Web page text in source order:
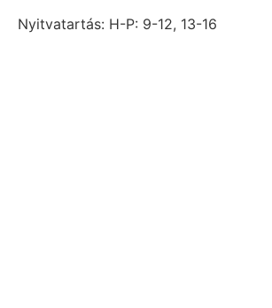
Nyitvatartás: H-P: 9-12, 13-16